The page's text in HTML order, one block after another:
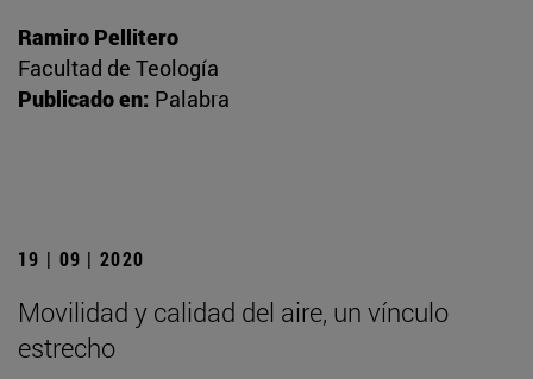
Ramiro Pellitero
Facultad de Teología
Publicado en: Palabra
19 | 09 | 2020
Movilidad y calidad del aire, un vínculo
estrecho